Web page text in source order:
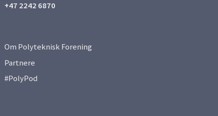
+47 2242 6870
Om Polyteknisk Forening
Partnere
#PolyPod